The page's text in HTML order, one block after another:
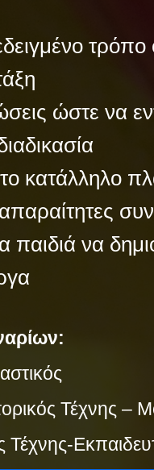
ώστε να
κατάλληλο
παιδιά να
Τέχνης –
Τέχνης-